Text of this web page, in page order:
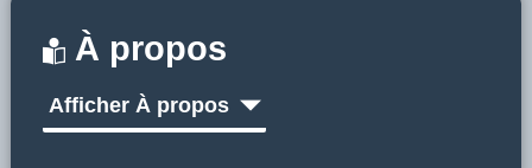
À propos
Afficher À propos